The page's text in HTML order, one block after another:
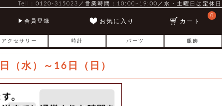
Tell：0120-315023／営業時間：10:00~19:00／水・土曜日は定休日
会員登録 お気に入り
0
カート
アクセサリー 時計 パーツ 服飾
（水）～16日（日）